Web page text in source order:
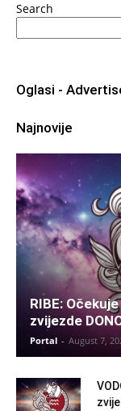
Search
Oglasi -
Najnovije
RIBE:
zvijezde
Portal - August 7,